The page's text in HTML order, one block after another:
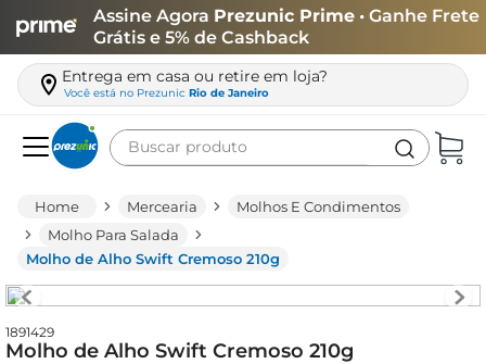
Assine Agora Prezunic Prime • Ganhe Frete
Grátis e 5% de Cashback
Entrega em casa ou retire em loja?
Você está no Prezunic Rio de Janeiro
Buscar produto
Mercearia
Molhos E Condimentos
Molho Para Salada
Molho de Alho Swift Cremoso 210g
1891429
Molho de Alho Swift Cremoso 210g
leite
queijo